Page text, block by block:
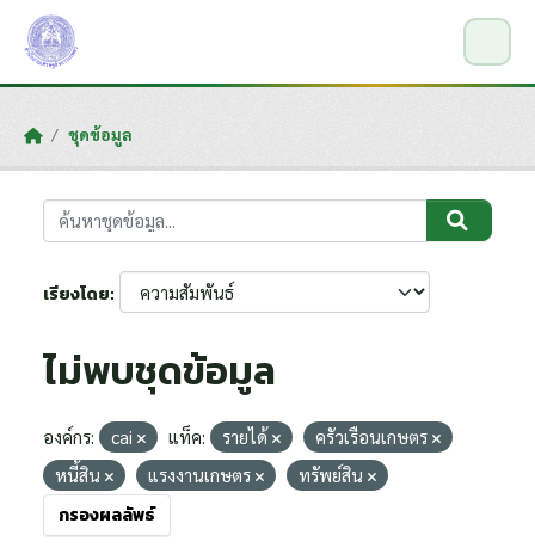
Skip to main content
ชุดข้อมูล
เรียงโดย
ไม่พบชุดข้อมูล
องค์กร: cai แท็ค: รายได้
ครัวเรือนเกษตร
หนี้สิน
แรงงานเกษตร ทรัพย์สิน
กรองผลลัพธ์